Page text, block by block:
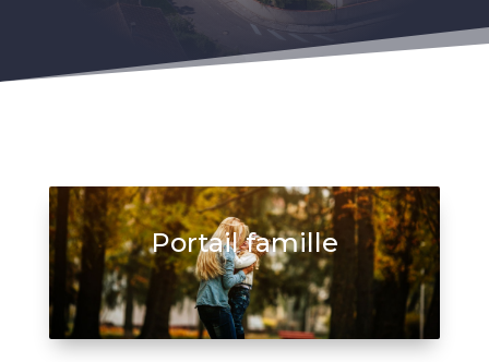
Portail famille